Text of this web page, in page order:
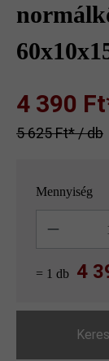
4 390
5 625 Ft‎‎‎* / db
Mennyiség
= 1 db 4